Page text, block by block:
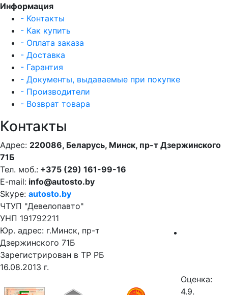
Информация
- Контакты
- Как купить
- Оплата заказа
- Доставка
- Гарантия
- Документы, выдаваемые при покупке
- Производители
- Возврат товара
Контакты
Адрес: 220086, Беларусь, Минск, пр-т Дзержинского
71Б
Тел. моб.: +375 (29) 161-99-16
E-mail: info@autosto.by
Skype: autosto.by
ЧТУП "Девелопавто"
УНП 191792211
Юр. адрес: г.Минск, пр-т
Дзержинского 71Б
Зарегистрирован в ТР РБ
16.08.2013 г.
Оценка:
4.9.